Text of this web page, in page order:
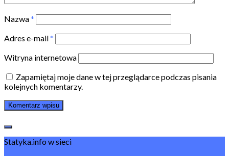
Nazwa*
Adres e-mail*
Witryna internetowa
Zapamiętaj moje dane w tej przeglądarce podczas pisania
kolejnych komentarzy.
Statyka.info w sieci